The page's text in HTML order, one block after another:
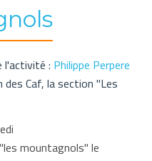
l'activité : Philippe Perpere
Caf, la section "Les
mountagnols" le